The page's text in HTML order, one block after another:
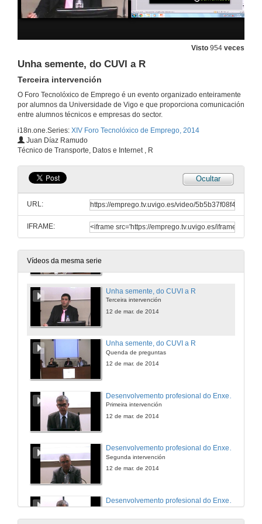
Visto 954 veces
Unha semente, do CUVI a R
Terceira intervención
O Foro Tecnolóxico de Emprego é un evento organizado enteiramente
por alumnos da Universidade de Vigo e que proporciona comunicación
entre alumnos técnicos e empresas do sector.
i18n.one.Series: XIV Foro Tecnolóxico de Emprego, 2014
Juan Díaz Ramudo
Técnico de Transporte, Datos e Internet , R
Ocultar
URL:
IFRAME:
Vídeos da mesma serie
14 de mar. de 2014
CRCC Asia: Prácticas en China
14 de mar. de 2014
Unha semente, do CUVI a R
Primeira intervención
12 de mar. de 2014
Unha semente, do CUVI a R
Unha semente, do CUVI a R
Terceira intervención
12 de mar. de 2014
Unha semente, do CUVI a R
Quenda de preguntas
12 de mar. de 2014
Primeira intervención
12 de mar. de 2014
Desenvolvemento profesional do Enxeñeiro de Telecomunicación e o seu acceso ao mercado laboral
Segunda intervención
12 de mar. de 2014
Conclusión e preguntas
12 de mar. de 2014